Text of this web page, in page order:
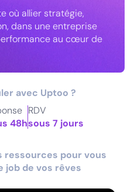
où allier stratégie,
dans une entreprise
au cœur de
avec Uptoo ?
48h
RDV
sous 7 jours
ressources pour vous
job de vos rêves